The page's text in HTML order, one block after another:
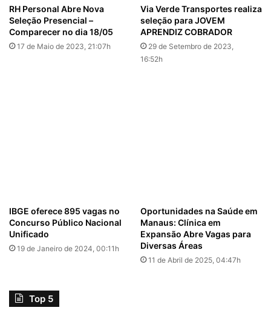
RH Personal Abre Nova
Seleção Presencial –
Comparecer no dia 18/05
17 de Maio de 2023, 21:07h
Via Verde Transportes realiza
seleção para JOVEM
APRENDIZ COBRADOR
29 de Setembro de 2023,
16:52h
IBGE oferece 895 vagas no
Concurso Público Nacional
Unificado
19 de Janeiro de 2024, 00:11h
Oportunidades na Saúde em
Manaus: Clínica em
Expansão Abre Vagas para
Diversas Áreas
11 de Abril de 2025, 04:47h
Top 5